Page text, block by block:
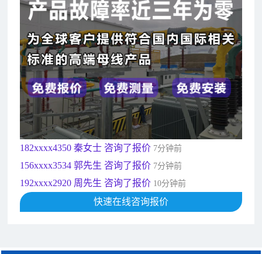
182xxxx4350 秦女士 咨询了报价 7分钟前
156xxxx3534 郭先生 咨询了报价7分钟前
192xxxx2920 周先生 咨询了报价10分钟前
189xxxx6562 王先生 咨询了报价1秒前
190xxxx3508 徐女士 咨询了报价5秒前
135xxxx6654 张先生 咨询了报价
181xxxx7531 苟先生 咨询了报价5分钟前
182xxxx4350 秦女士 咨询了报价 7分钟前
156xxxx3534 郭先生 咨询了报价 7分钟前
192xxxx2920 周先生 咨询了报价 10分钟前
189xxxx6562 王先生 咨询了报价1秒前
快速在线咨询报价